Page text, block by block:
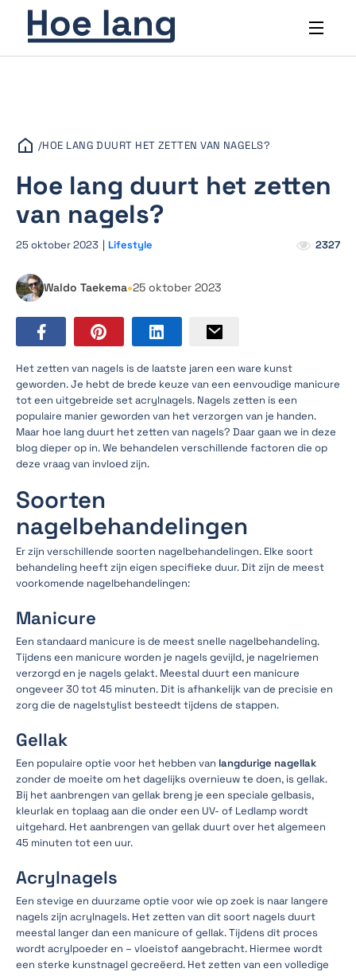
/HOE LANG DUURT HET ZETTEN VAN NAGELS?
Hoe lang duurt het zetten
van nagels?
25 oktober 2023 | Lifestyle 2327
Waldo Taekema•25 oktober 2023
Het zetten van nagels is de laatste jaren een ware kunst
geworden. Je hebt de brede keuze van een eenvoudige manicure
tot een uitgebreide set acrylnagels. Nagels zetten is een
populaire manier geworden van het verzorgen van je handen.
Maar hoe lang duurt het zetten van nagels? Daar gaan we in deze
blog dieper op in. We behandelen verschillende factoren die op
deze vraag van invloed zijn.
Soorten
nagelbehandelingen
Er zijn verschillende soorten nagelbehandelingen. Elke soort
behandeling heeft zijn eigen specifieke duur. Dit zijn de meest
voorkomende nagelbehandelingen:
Manicure
Een standaard manicure is de meest snelle nagelbehandeling.
Tijdens een manicure worden je nagels gevijld, je nagelriemen
verzorgd en je nagels gelakt. Meestal duurt een manicure
ongeveer 30 tot 45 minuten. Dit is afhankelijk van de precisie en
zorg die de nagelstylist besteedt tijdens de stappen.
Gellak
Een populaire optie voor het hebben van langdurige nagellak
zonder de moeite om het dagelijks overnieuw te doen, is gellak.
Bij het aanbrengen van gellak breng je een speciale gelbasis,
kleurlak en toplaag aan die onder een UV- of Ledlamp wordt
uitgehard. Het aanbrengen van gellak duurt over het algemeen
45 minuten tot een uur.
Acrylnagels
Een stevige en duurzame optie voor wie op zoek is naar langere
nagels zijn acrylnagels. Het zetten van dit soort nagels duurt
meestal langer dan een manicure of gellak. Tijdens dit proces
wordt acrylpoeder en – vloeistof aangebracht. Hiermee wordt
een sterke kunstnagel gecreëerd. Het zetten van een volledige